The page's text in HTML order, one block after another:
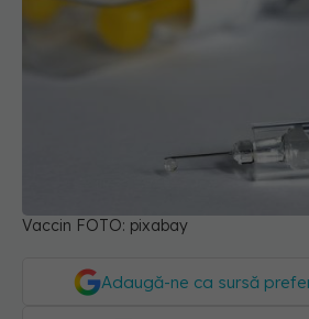
Vaccin FOTO: pixabay
Adaugă-ne ca sursă